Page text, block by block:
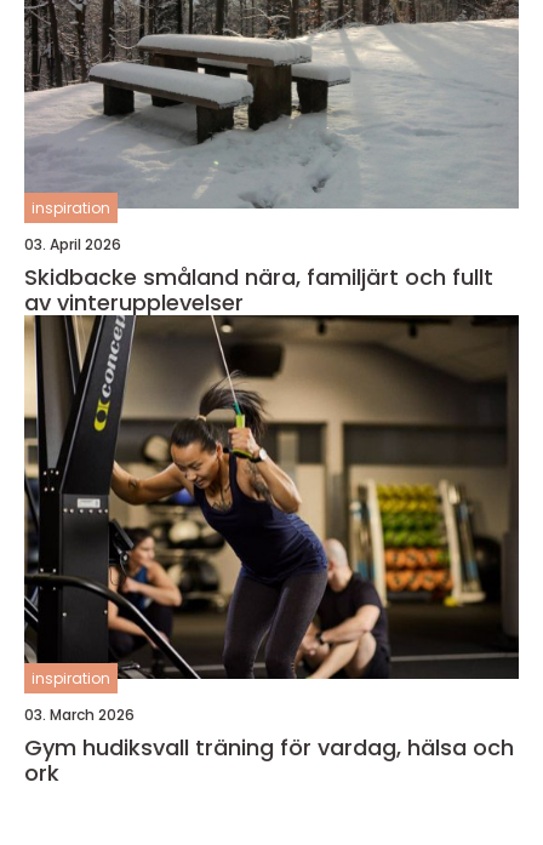
inspiration
03. April 2026
Skidbacke småland nära, familjärt och fullt
av vinterupplevelser
inspiration
03. March 2026
Gym hudiksvall träning för vardag, hälsa och
ork